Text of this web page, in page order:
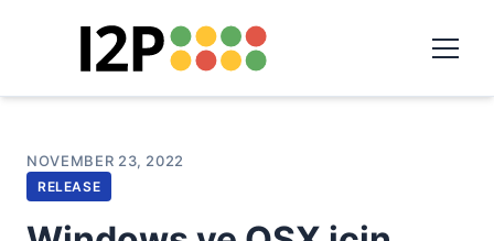
NOVEMBER 23, 2022
RELEASE